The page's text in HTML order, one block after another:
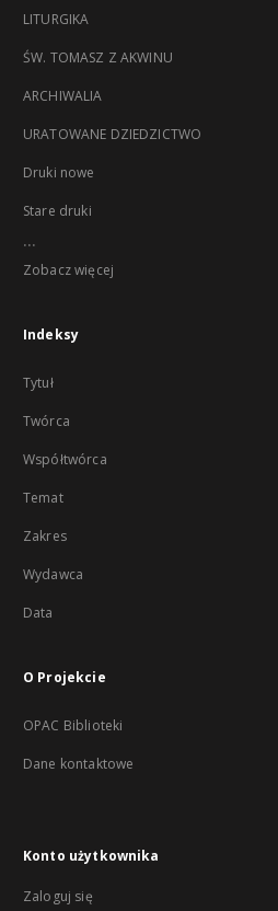
LITURGIKA
ŚW. TOMASZ Z AKWINU
ARCHIWALIA
URATOWANE DZIEDZICTWO
Druki nowe
Stare druki
...
Zobacz więcej
Indeksy
Tytuł
Twórca
Współtwórca
Temat
Zakres
Wydawca
Data
O Projekcie
OPAC Biblioteki
Dane kontaktowe
Konto użytkownika
Zaloguj się